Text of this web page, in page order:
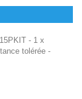
- 1 x
tolérée -